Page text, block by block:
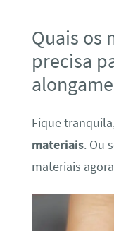
Quais os
precisa
Fique
materiais. Ou
materiais